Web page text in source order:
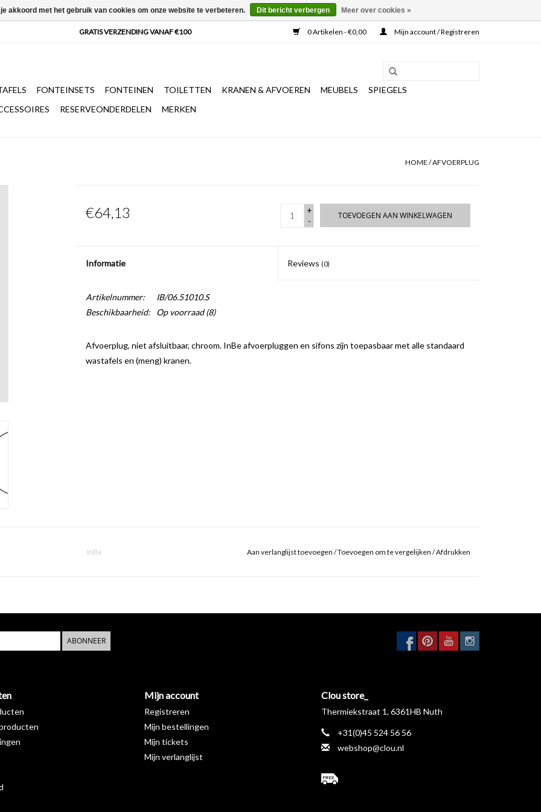
0 Artikelen - €0,00 Mijn account / Registreren
FONTEINSETS FONTEINEN TOILETTEN KRANEN & AFVOEREN MEUBELS
SPIEGELS
RESERVEONDERDELEN MERKEN
HOME /AFVOERPLUG
€64,13
+
-
TOEVOEGEN AAN WINKELWAGEN
Informatie Reviews (0)
Artikelnummer:
IB/06.51010.S
Beschikbaarheid:
Op voorraad(8)
Afvoerplug, niet afsluitbaar, chroom. InBe afvoerpluggen en sifons zijn toepasbaar met alle standaard
wastafels en (meng) kranen.
InBe Aan verlanglijst toevoegen /Toevoegen om te vergelijken /Afdrukken
ABONNEER
Mijn account
Registreren
Mijn bestellingen
Mijn tickets
Mijn verlanglijst
Clou store_
Thermiekstraat 1, 6361HB Nuth
+31(0)45 524 56 56
webshop@clou.nl
akkoord met het gebruik van cookies om onze website te verbeteren. Dit bericht verbergen Meer over cookies »